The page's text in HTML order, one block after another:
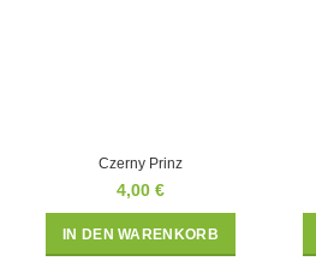
Czerny Prinz
4,00 €
IN DEN WARENKORB